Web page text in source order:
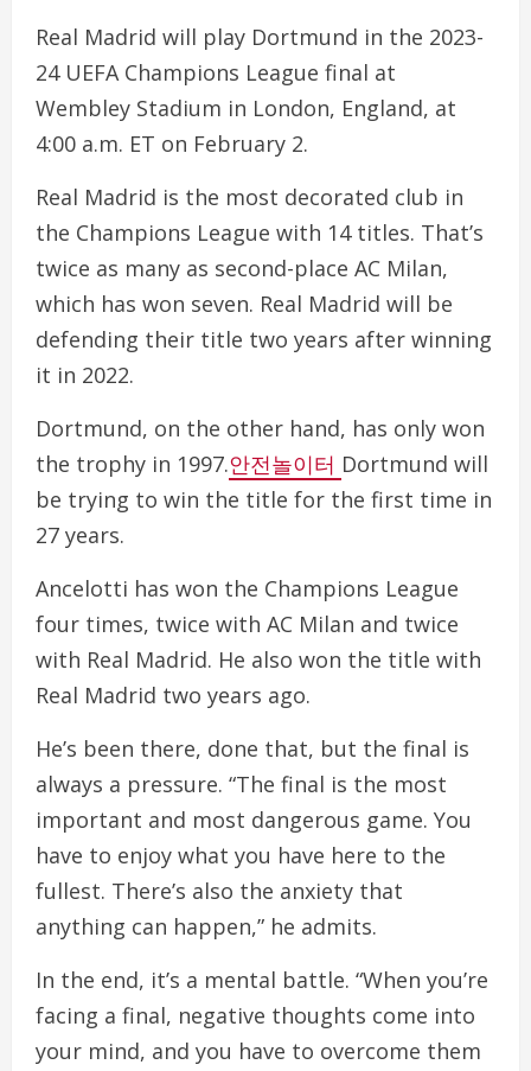
Real Madrid will play Dortmund in the 2023-
24 UEFA Champions League final at
Wembley Stadium in London, England, at
4:00 a.m. ET on February 2.
Real Madrid is the most decorated club in
the Champions League with 14 titles. That’s
twice as many as second-place AC Milan,
which has won seven. Real Madrid will be
defending their title two years after winning
it in 2022.
Dortmund, on the other hand, has only won
the trophy in 1997.안전놀이터 Dortmund will
be trying to win the title for the first time in
27 years.
Ancelotti has won the Champions League
four times, twice with AC Milan and twice
with Real Madrid. He also won the title with
Real Madrid two years ago.
He’s been there, done that, but the final is
always a pressure. “The final is the most
important and most dangerous game. You
have to enjoy what you have here to the
fullest. There’s also the anxiety that
anything can happen,” he admits.
In the end, it’s a mental battle. “When you’re
facing a final, negative thoughts come into
your mind, and you have to overcome them